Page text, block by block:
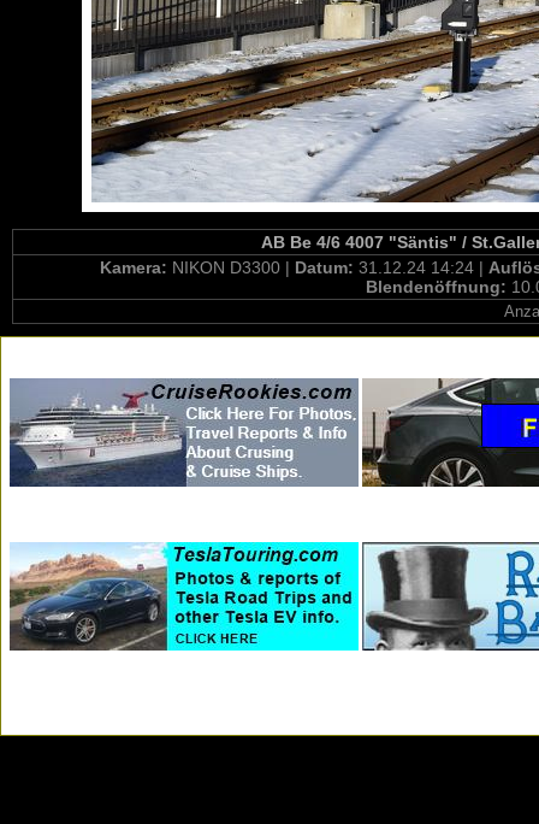
AB Be 4/6 4007 "Säntis" /
Kamera: NIKON D3300 | Datum: 31.12.24 14:24 |
Blendenöffnung: